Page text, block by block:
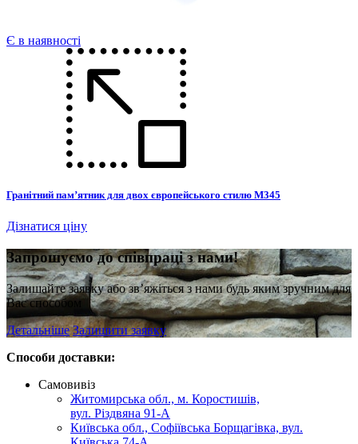
Є в наявності
Гранітний пам’ятник для двох європейського стилю М345
Дізнатися ціну
Запрошуємо до співпраці з нами!
Залишайте заявку або зв’яжіться з нами будь яким зручним для
Вас способом
Детальніше Залишити заявку
Способи доставки:
Самовивіз
Житомирська обл., м. Коростишів,
вул. Різдвяна 91-А
Київська обл., Софіївська Борщагівка, вул.